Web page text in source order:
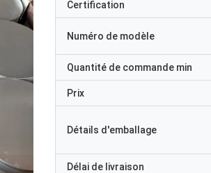
Certification
Numéro de modèle
Quantité de commande min
Prix
Détails d'emballage
Délai de livraison